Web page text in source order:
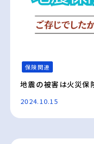
保険関連
地震の被害は火災保
2024.10.15